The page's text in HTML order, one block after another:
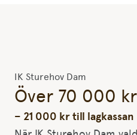
IK Sturehov Dam
Över 70 000
– 21 000 kr till lagkassan